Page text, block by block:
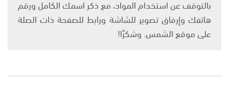
بالتوقف عن استخدام المواد، مع ذكر اسمك الكامل ورقم
هاتفك وإرفاق تصوير للشاشة ورابط للصفحة ذات الصلة
على موقع الشمس. وشكرًا!